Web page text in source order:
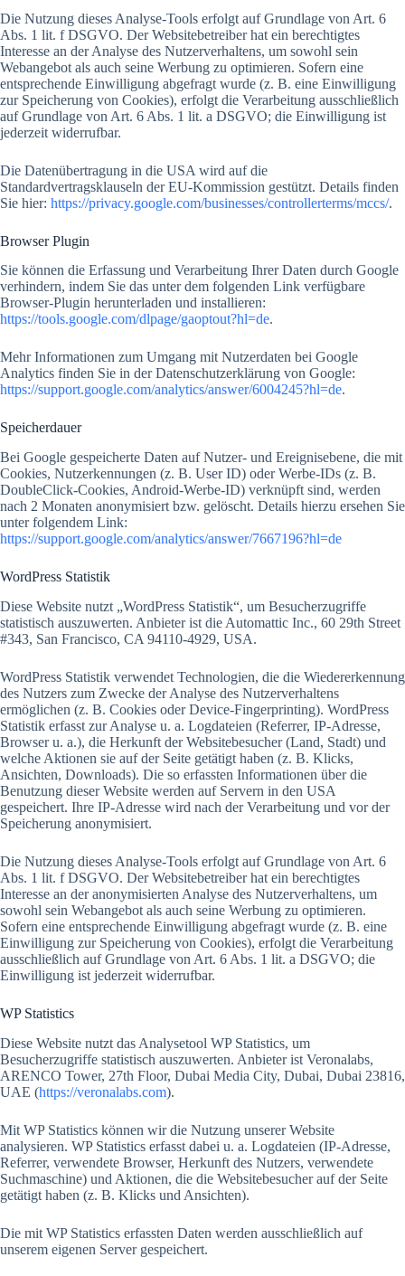
Die Nutzung dieses Analyse-Tools erfolgt auf Grundlage von Art. 6
Abs. 1 lit. f DSGVO. Der Websitebetreiber hat ein berechtigtes
Interesse an der Analyse des Nutzerverhaltens, um sowohl sein
Webangebot als auch seine Werbung zu optimieren. Sofern eine
entsprechende Einwilligung abgefragt wurde (z. B. eine Einwilligung
zur Speicherung von Cookies), erfolgt die Verarbeitung ausschließlich
auf Grundlage von Art. 6 Abs. 1 lit. a DSGVO; die Einwilligung ist
jederzeit widerrufbar.
Die Datenübertragung in die USA wird auf die
Standardvertragsklauseln der EU-Kommission gestützt. Details finden
Sie hier: https://privacy.google.com/businesses/controllerterms/mccs/.
Browser Plugin
Sie können die Erfassung und Verarbeitung Ihrer Daten durch Google
verhindern, indem Sie das unter dem folgenden Link verfügbare
Browser-Plugin herunterladen und installieren:
https://tools.google.com/dlpage/gaoptout?hl=de.
Mehr Informationen zum Umgang mit Nutzerdaten bei Google
Analytics finden Sie in der Datenschutzerklärung von Google:
https://support.google.com/analytics/answer/6004245?hl=de.
Speicherdauer
Bei Google gespeicherte Daten auf Nutzer- und Ereignisebene, die mit
Cookies, Nutzerkennungen (z. B. User ID) oder Werbe-IDs (z. B.
DoubleClick-Cookies, Android-Werbe-ID) verknüpft sind, werden
nach 2 Monaten anonymisiert bzw. gelöscht. Details hierzu ersehen Sie
unter folgendem Link:
https://support.google.com/analytics/answer/7667196?hl=de
WordPress Statistik
Diese Website nutzt „WordPress Statistik“, um Besucherzugriffe
statistisch auszuwerten. Anbieter ist die Automattic Inc., 60 29th Street
#343, San Francisco, CA 94110-4929, USA.
WordPress Statistik verwendet Technologien, die die Wiedererkennung
des Nutzers zum Zwecke der Analyse des Nutzerverhaltens
ermöglichen (z. B. Cookies oder Device-Fingerprinting). WordPress
Statistik erfasst zur Analyse u. a. Logdateien (Referrer, IP-Adresse,
Browser u. a.), die Herkunft der Websitebesucher (Land, Stadt) und
welche Aktionen sie auf der Seite getätigt haben (z. B. Klicks,
Ansichten, Downloads). Die so erfassten Informationen über die
Benutzung dieser Website werden auf Servern in den USA
gespeichert. Ihre IP-Adresse wird nach der Verarbeitung und vor der
Speicherung anonymisiert.
Die Nutzung dieses Analyse-Tools erfolgt auf Grundlage von Art. 6
Abs. 1 lit. f DSGVO. Der Websitebetreiber hat ein berechtigtes
Interesse an der anonymisierten Analyse des Nutzerverhaltens, um
sowohl sein Webangebot als auch seine Werbung zu optimieren.
Sofern eine entsprechende Einwilligung abgefragt wurde (z. B. eine
Einwilligung zur Speicherung von Cookies), erfolgt die Verarbeitung
ausschließlich auf Grundlage von Art. 6 Abs. 1 lit. a DSGVO; die
Einwilligung ist jederzeit widerrufbar.
WP Statistics
Diese Website nutzt das Analysetool WP Statistics, um
Besucherzugriffe statistisch auszuwerten. Anbieter ist Veronalabs,
ARENCO Tower, 27th Floor, Dubai Media City, Dubai, Dubai 23816,
UAE (https://veronalabs.com).
Mit WP Statistics können wir die Nutzung unserer Website
analysieren. WP Statistics erfasst dabei u. a. Logdateien (IP-Adresse,
Referrer, verwendete Browser, Herkunft des Nutzers, verwendete
Suchmaschine) und Aktionen, die die Websitebesucher auf der Seite
getätigt haben (z. B. Klicks und Ansichten).
Die mit WP Statistics erfassten Daten werden ausschließlich auf
unserem eigenen Server gespeichert.